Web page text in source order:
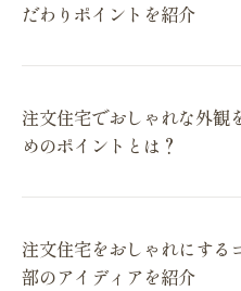
だわりポイントを紹介
注文住宅でおしゃれな外観
めのポイントとは？
注文住宅をおしゃれにする
部のアイディアを紹介